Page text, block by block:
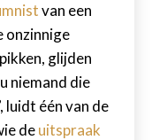
van een
onzinnige
glijden
niemand die
luidt één van de
deuitspraak